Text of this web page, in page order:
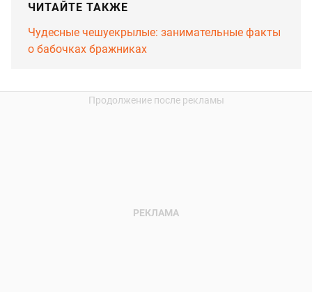
ЧИТАЙТЕ ТАКЖЕ
Чудесные чешуекрылые: занимательные факты
о бабочках бражниках